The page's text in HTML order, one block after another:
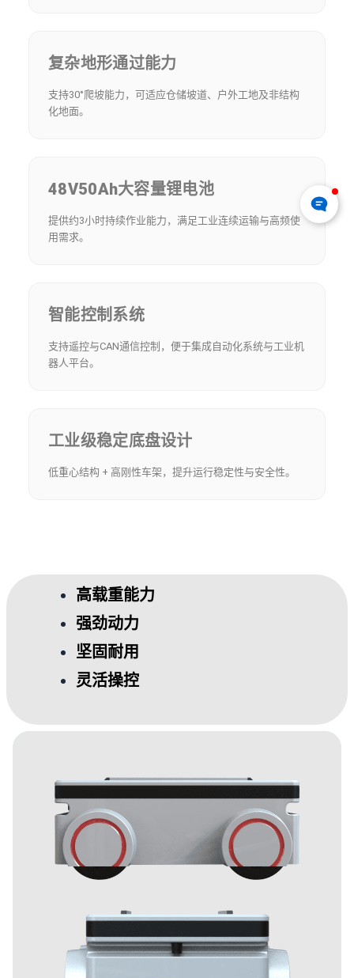
复杂地形通过能力
支持30°爬坡能力，可适应仓储坡道、户外工地及非结构
化地面。
48V50Ah大容量锂电池
提供约3小时持续作业能力，满足工业连续运输与高频使
用需求。
智能控制系统
支持遥控与CAN通信控制，便于集成自动化系统与工业机
器人平台。
工业级稳定底盘设计
低重心结构 + 高刚性车架，提升运行稳定性与安全性。
高载重能力
强劲动力
坚固耐用
灵活操控